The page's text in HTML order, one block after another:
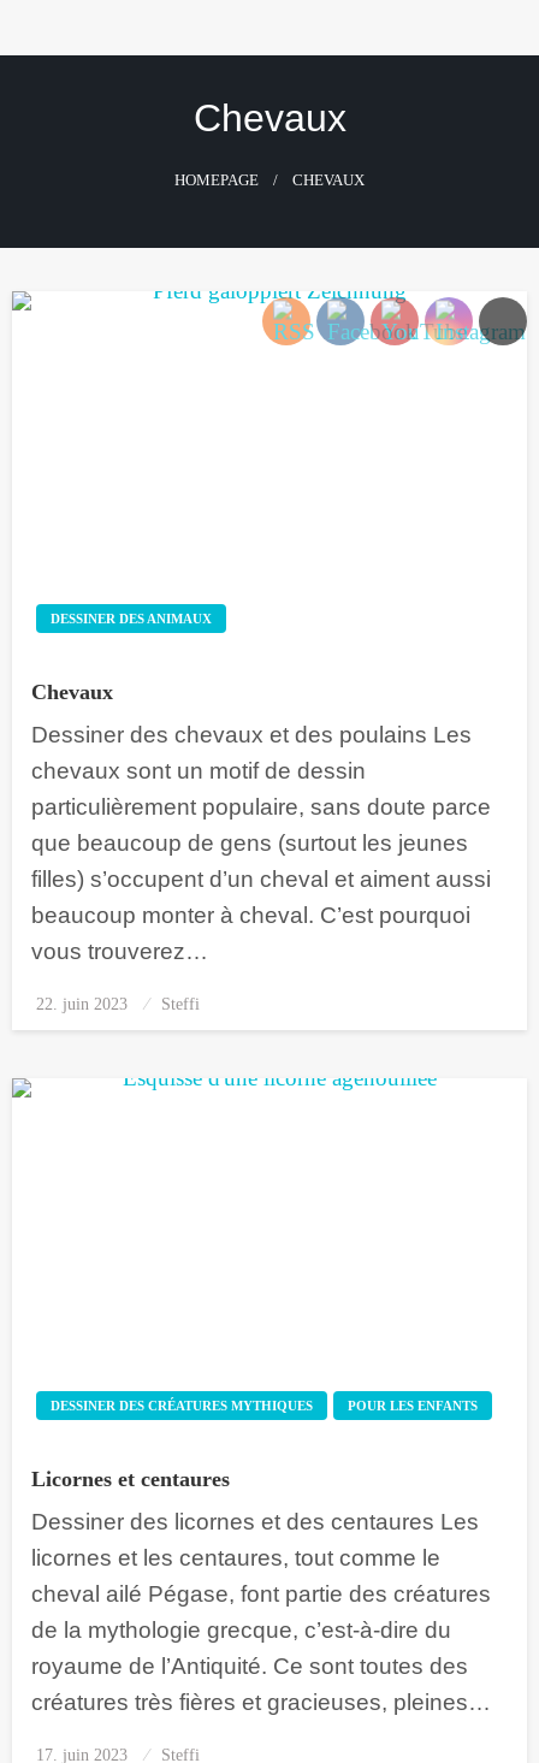
content
Chevaux
HOMEPAGE CHEVAUX
DESSINER DES ANIMAUX
Chevaux
Dessiner des chevaux et des poulains Les
chevaux sont un motif de dessin
particulièrement populaire, sans doute parce
que beaucoup de gens (surtout les jeunes
filles) s’occupent d’un cheval et aiment aussi
beaucoup monter à cheval. C’est pourquoi
vous trouverez…
Posted
on
22. juin 2023 Steffi
DESSINER DES CRÉATURES MYTHIQUES POUR LES ENFANTS
Licornes et centaures
Dessiner des licornes et des centaures Les
licornes et les centaures, tout comme le
cheval ailé Pégase, font partie des créatures
de la mythologie grecque, c’est-à-dire du
royaume de l’Antiquité. Ce sont toutes des
créatures très fières et gracieuses, pleines…
Posted
17. juin 2023 Steffi